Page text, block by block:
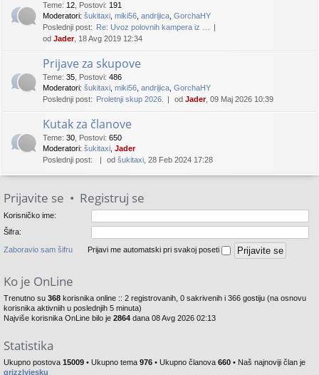
Teme: 12 Postovi: 191
Moderatori: šukitaxi miki56 andrijica GorchaHY
Poslednji post: Re: Uvoz polovnih kampera iz …
od Jader, 18 Avg 2019 12:34
Prijave za skupove
Teme: 35 Postovi: 486
Moderatori: šukitaxi miki56 andrijica GorchaHY
Poslednji post: Proletnji skup 2026. od Jader, 09 Maj 2026 10:39
Kutak za članove
Teme: 30 Postovi: 650
Moderatori: šukitaxi Jader
Poslednji post:
od šukitaxi , 28 Feb 2024 17:28
Prijavite se • Registruj se
Korisničko ime:
Šifra:
Zaboravio sam šifru Prijavi me automatski pri svakoj poseti
Ko je OnLine
Trenutno su 368 korisnika online :: 2 registrovanih, 0 sakrivenih i 366 gostiju (na osnovu
korisnika aktivniih u poslednjih 5 minuta)
Najviše korisnika OnLine bilo je 2864 dana 08 Avg 2026 02:13
Statistika
Ukupno postova 15009 • Ukupno tema 976 • Ukupno članova 660 • Naš najnoviji član je
grizzlyiesku